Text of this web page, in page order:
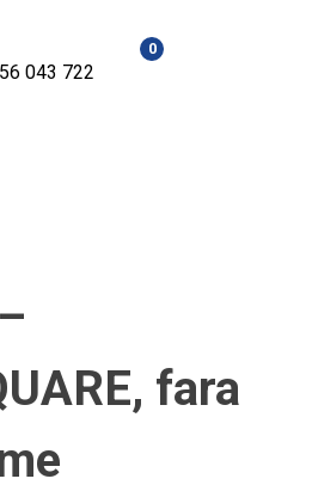
043 722
0
fara